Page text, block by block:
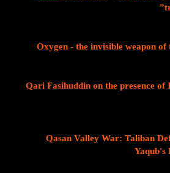
Oxygen - the invisible weapon
Qari Fasihuddin on the presence
Qasan Valley War: Taliban
Yaqub's